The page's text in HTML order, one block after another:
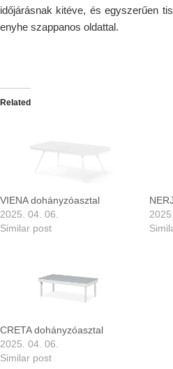
időjárásnak kitéve, és egyszerűen
enyhe szappanos oldattal.
Related
VIENA dohányzóasztal
2025. 04. 06.
Similar post
CRETA dohányzóasztal
2025. 04. 06.
Similar post